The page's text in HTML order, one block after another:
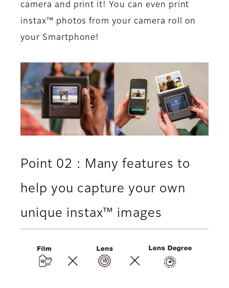
camera and print it! You can even print
instax™ photos from your camera roll on
your Smartphone!
Point 02 : Many features to
help you capture your own
unique instax™ images